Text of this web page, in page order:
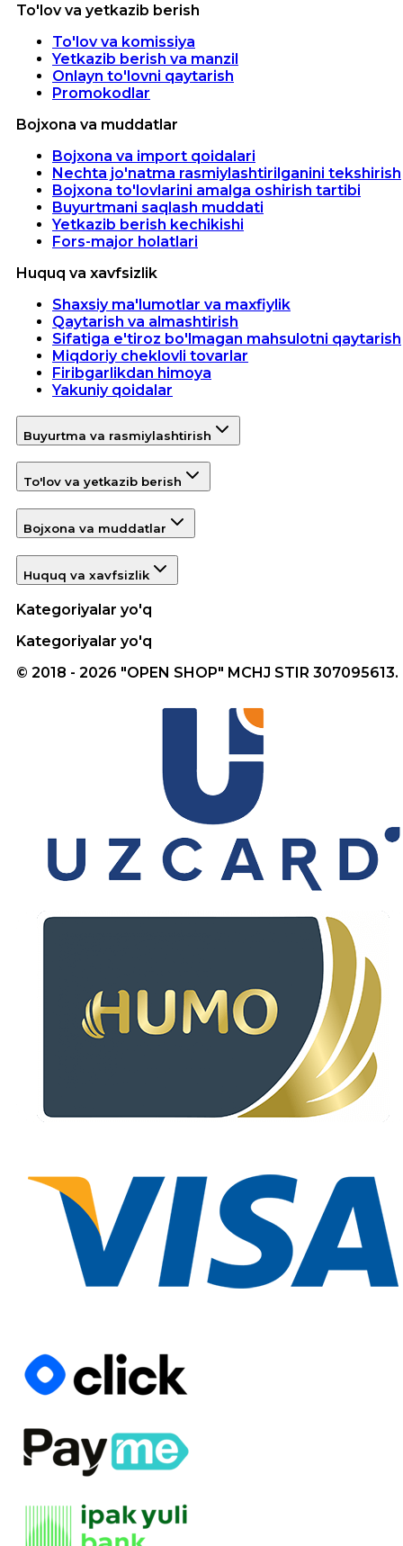
To'lov va yetkazib berish
To'lov va komissiya
Yetkazib berish va manzil
Onlayn to'lovni qaytarish
Promokodlar
Bojxona va muddatlar
Bojxona va import qoidalari
Nechta jo'natma rasmiylashtirilganini tekshirish
Bojxona to'lovlarini amalga oshirish tartibi
Buyurtmani saqlash muddati
Yetkazib berish kechikishi
Fors-major holatlari
Huquq va xavfsizlik
Shaxsiy ma'lumotlar va maxfiylik
Qaytarish va almashtirish
Sifatiga e'tiroz bo'lmagan mahsulotni qaytarish
Miqdoriy cheklovli tovarlar
Firibgarlikdan himoya
Yakuniy qoidalar
Buyurtma va rasmiylashtirish
To'lov va yetkazib berish
Bojxona va muddatlar
Huquq va xavfsizlik
Kategoriyalar yo'q
Kategoriyalar yo'q
© 2018 - 2026 "OPEN SHOP" MCHJ STIR 307095613.